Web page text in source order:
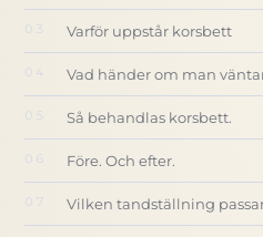
Varför uppstår korsbett
Vad händer om man
Så behandlas korsbett.
Före. Och efter.
Vilken tandställning